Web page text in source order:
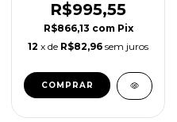
SolareSol
R$995,55
R$866,13 com Pix
12 x de R$82,96 sem juros